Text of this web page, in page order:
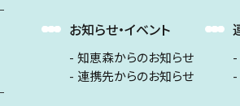
お知らせ・イベント
知恵森からのお知らせ
連携先からのお知らせ